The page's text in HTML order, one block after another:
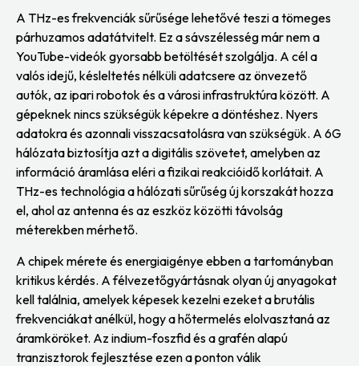
A THz-es frekvenciák sűrűsége lehetővé teszi a tömeges
párhuzamos adatátvitelt. Ez a sávszélesség már nem a
YouTube-videók gyorsabb betöltését szolgálja. A cél a
valós idejű, késleltetés nélküli adatcsere az önvezető
autók, az ipari robotok és a városi infrastruktúra között. A
gépeknek nincs szükségük képekre a döntéshez. Nyers
adatokra és azonnali visszacsatolásra van szükségük. A 6G
hálózata biztosítja azt a digitális szövetet, amelyben az
információ áramlása eléri a fizikai reakcióidő korlátait. A
THz-es technológia a hálózati sűrűség új korszakát hozza
el, ahol az antenna és az eszköz közötti távolság
méterekben mérhető.
A chipek mérete és energiaigénye ebben a tartományban
kritikus kérdés. A félvezetőgyártásnak olyan új anyagokat
kell találnia, amelyek képesek kezelni ezeket a brutális
frekvenciákat anélkül, hogy a hőtermelés elolvasztaná az
áramköröket. Az indium-foszfid és a grafén alapú
tranzisztorok fejlesztése ezen a ponton válik